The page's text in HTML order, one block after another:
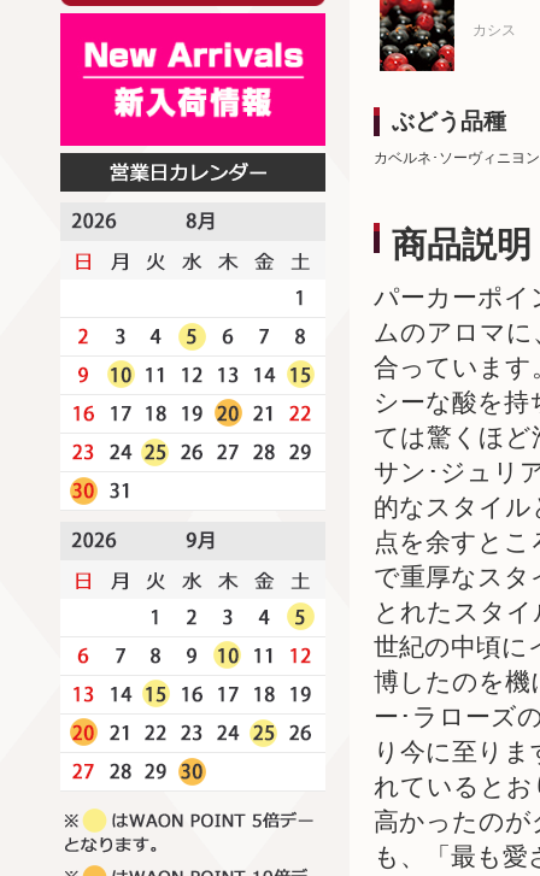
カシス
ぶどう品種
カベルネ･ソーヴィニヨ
商品説明
パーカーポイ
ムのアロマ
合っています
シーな酸を持
ては驚くほ
サン･ジュリ
的なスタイ
点を余すと
で重厚なスタ
とれたスタ
世紀の中頃に
博したのを機
ー･ラローズ
り今に至り
れているとお
高かったのが
も、「最も